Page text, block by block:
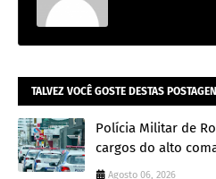
TALVEZ VOCÊ GOSTE DESTAS
Polícia Militar de
cargos do alto
Agosto 06, 2026